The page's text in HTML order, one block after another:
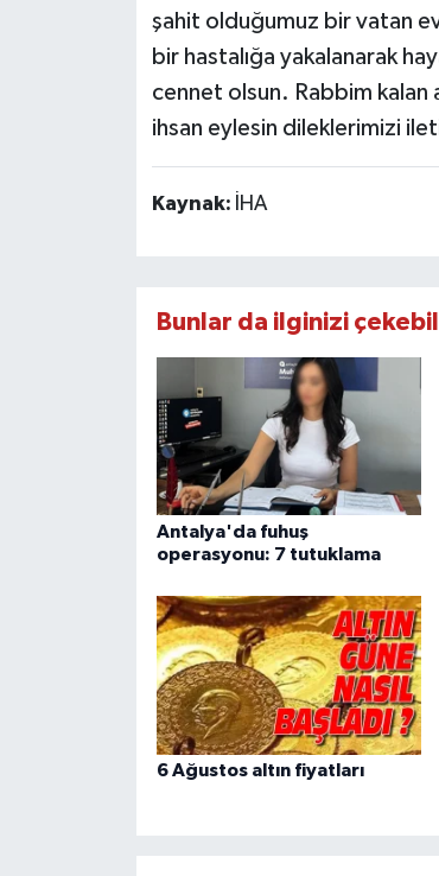
şahit olduğumuz bir vatan
bir hastalığa yakalanarak
cennet olsun. Rabbim kalan
ihsan eylesin dileklerimizi
Kaynak: İHA
Bunlar da ilginizi
Antalya'da fuhuş
operasyonu: 7 tutuklama
6 Ağustos altın fiyatları